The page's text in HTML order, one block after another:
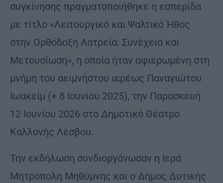
συγκίνησης πραγματοποιήθηκε η εσπερίδα
με τίτλο «Λειτουργικό και Ψαλτικό Ήθος
στην Ορθόδοξη Λατρεία: Συνέχεια και
Μετουσίωση», η οποία ήταν αφιερωμένη στη
μνήμη του αειμνήστου ιερέως Παναγιώτου
Ιωακείμ (+ 8 Ιουνίου 2025), την Παρασκευή
12 Ιουνίου 2026 στο Δημοτικό Θέατρο
Καλλονής Λέσβου.
Την εκδήλωση συνδιοργάνωσαν η Ιερά
Μητρόπολη Μηθύμνης και ο Δήμος Δυτικής